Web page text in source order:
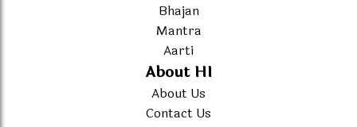
Bhajan
Mantra
Aarti
About HI
About Us
Contact Us